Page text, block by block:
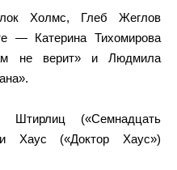
Холмс, Глеб Жеглов
— Катерина Тихомирова
не верит» и Людмила
Штирлиц («Семнадцать
Хаус («Доктор Хаус»)